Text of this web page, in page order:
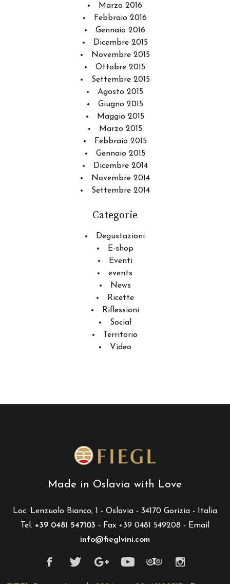
Marzo 2016
Febbraio 2016
Gennaio 2016
Dicembre 2015
Novembre 2015
Ottobre 2015
Settembre 2015
Agosto 2015
Giugno 2015
Maggio 2015
Marzo 2015
Febbraio 2015
Gennaio 2015
Dicembre 2014
Novembre 2014
Settembre 2014
Categorie
Degustazioni
E-shop
Eventi
events
News
Ricette
Riflessioni
Social
Territorio
Video
Made in Oslavia with Love
Loc. Lenzuolo Bianco, 1 - Oslavia - 34170 Gorizia - Italia
Tel. +39 0481 547103 - Fax +39 0481 549208 - Email
info@fieglvini.com